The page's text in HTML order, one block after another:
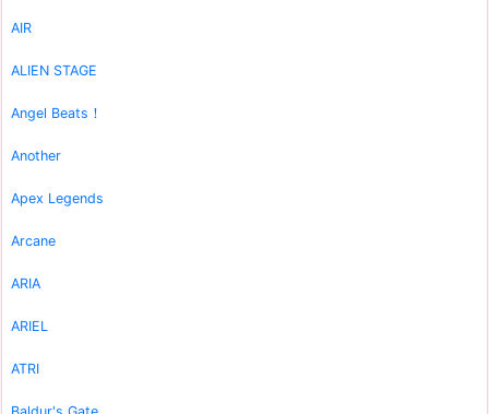
AIR
ALIEN STAGE
Angel Beats！
Another
Apex Legends
Arcane
ARIA
ARIEL
ATRI